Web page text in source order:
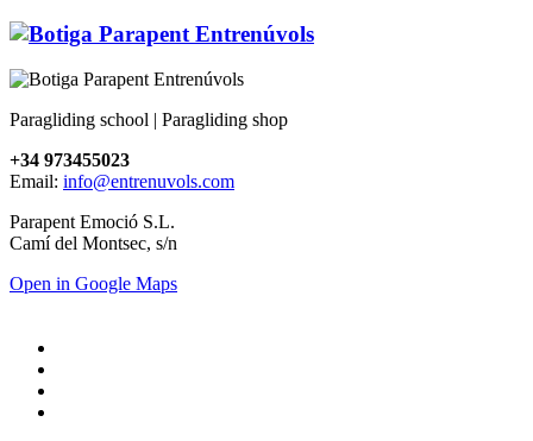
Paragliding school | Paragliding shop
+34 973455023
Email: info@entrenuvols.com
Parapent Emoció S.L.
Camí del Montsec, s/n
Open in Google Maps